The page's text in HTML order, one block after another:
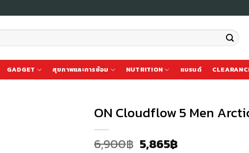
GADGET สุขภาพและการซ้อม NUTRITION แบรนด์
ON Cloudflow 5 Men
6,900฿ 5,865฿